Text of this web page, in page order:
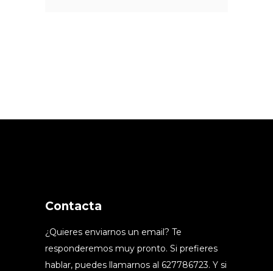
Contacta
¿Quieres enviarnos un email? Te
responderemos muy pronto. Si prefieres
hablar, puedes llamarnos al 627786723. Y si